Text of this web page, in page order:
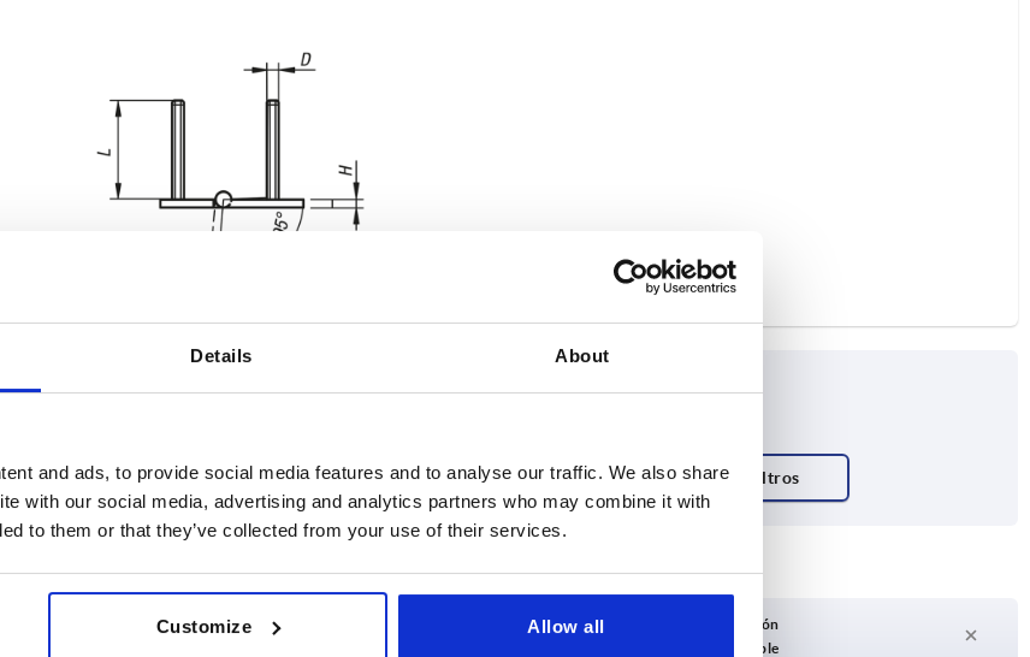
Details About
and ads, to provide social media features and to analyse our traffic. We also share
with our social media, advertising and analytics partners who may combine it with
to them or that they’ve collected from your use of their services.
Customize Allow all
cuerpo de base
chorro
Forma
A
Modelo de forma
ovalado
AMPLIAR LA TABLA
a intervalos regulares. En el último
Plazo de entrega a petición
Actualmente no disponible